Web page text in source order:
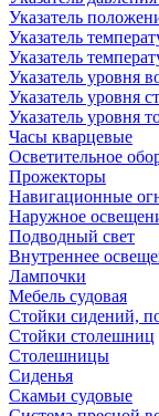
Указатель
Указатель
Указатель
Указатель уровня
Указатель уровня
Указатель уровня
Часы кварцевые
Осветительное
Прожекторы
Навигационные
Наружное
Подводный свет
Внутреннее
Лампочки
Мебель судовая
Стойки сидений,
Стойки столешниц
Столешницы
Сиденья
Скамьи судовые